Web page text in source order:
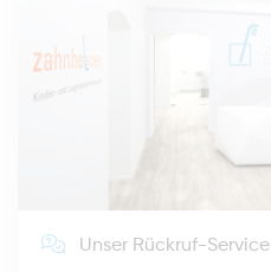
Unser Rückruf-Service